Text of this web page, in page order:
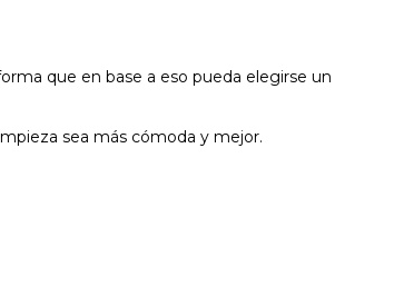
que en base a eso pueda elegirse un
sea más cómoda y mejor.